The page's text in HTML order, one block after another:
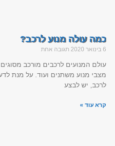
כמה עולה מנוע לרכב?
6 בינואר 2020 תגובה אחת
עולם המנועים לרכבים מורכב
מצבי מנוע משתנים ועוד. על מנת
לרכב, יש לבצע
קרא עוד »